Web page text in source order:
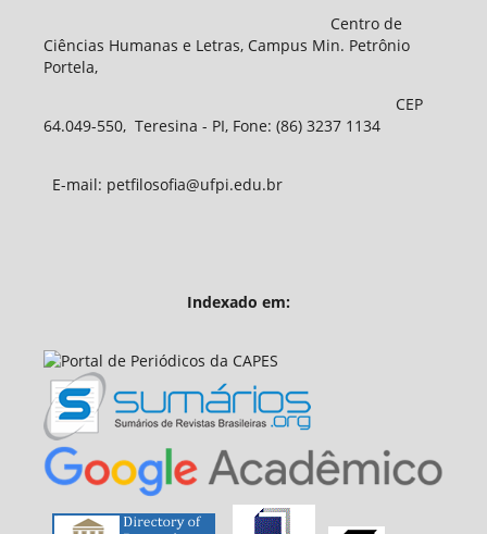
Centro de
Ciências Humanas e Letras, Campus Min. Petrônio
Portela,
CEP
64.049-550, Teresina - PI, Fone: (86) 3237 1134
E-mail: petfilosofia@ufpi.edu.br
Indexado em: